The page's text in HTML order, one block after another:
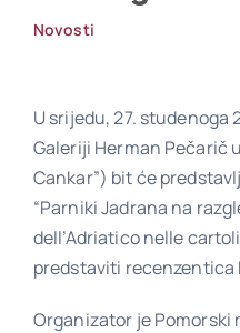
Povijesni
Novosti
U srijedu, 27. studenoga
Galeriji Herman Pečarič
Cankar”) bit će
“Parniki Jadrana na
dell’Adriatico nelle
predstaviti recenzentica
Organizator je Pomorski